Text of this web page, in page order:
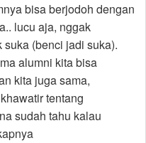
bisa berjodoh dengan
lucu aja, nggak
(benci jadi suka).
alumni kita bisa
kita juga sama,
tentang
sudah tahu kalau